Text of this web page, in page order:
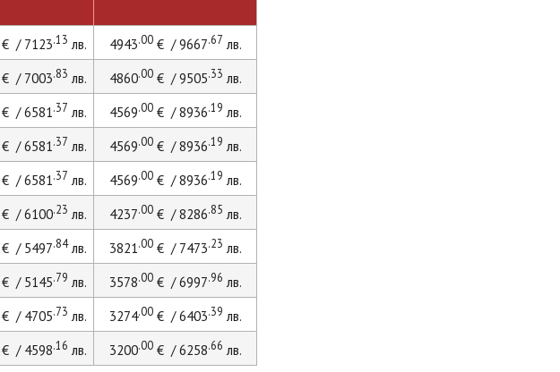
€ / 7123.13 лв. 4943.00€ / 9667.67 лв.
€ / 7003.83 лв. 4860.00€ / 9505.33 лв.
€ / 6581.37 лв. 4569.00€ / 8936.19 лв.
€ / 6581.37 лв. 4569.00€ / 8936.19 лв.
€ / 6581.37 лв. 4569.00€ / 8936.19 лв.
€ / 6100.23 лв. 4237.00€ / 8286.85 лв.
€ / 5497.84лв. 3821.00€ / 7473.23 лв.
€ / 5145.79 лв. 3578.00€ / 6997.96 лв.
€ / 4705.73 лв. 3274.00€ / 6403.39 лв.
€ / 4598.16 лв. 3200.00€ / 6258.66 лв.